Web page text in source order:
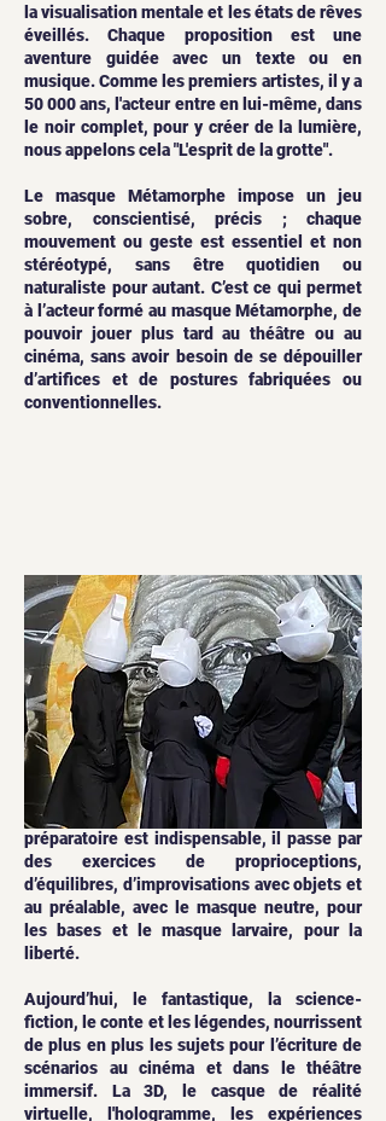
la visualisation mentale et les états de rêves
éveillés. Chaque proposition est une
aventure guidée avec un texte ou en
musique. Comme les premiers artistes, il y a
50 000 ans, l'acteur entre en lui-même, dans
le noir complet, pour y créer de la lumière,
nous appelons cela "L'esprit de la grotte".
Le masque Métamorphe impose un jeu
sobre, conscientisé, précis ; chaque
mouvement ou geste est essentiel et non
stéréotypé, sans être quotidien ou
naturaliste pour autant. C’est ce qui permet
à l’acteur formé au masque Métamorphe, de
pouvoir jouer plus tard au théâtre ou au
cinéma, sans avoir besoin de se dépouiller
d’artifices et de postures fabriquées ou
conventionnelles.
Pour habiter les Métamorphes, un travail
préparatoire est indispensable, il passe par
des exercices de proprioceptions,
d’équilibres, d’improvisations avec objets et
au préalable, avec le masque neutre, pour
les bases et le masque larvaire, pour la
liberté.
Aujourd’hui, le fantastique, la science-
fiction, le conte et les légendes, nourrissent
de plus en plus les sujets pour l’écriture de
scénarios au cinéma et dans le théâtre
immersif. La 3D, le casque de réalité
virtuelle, l'hologramme, les expériences